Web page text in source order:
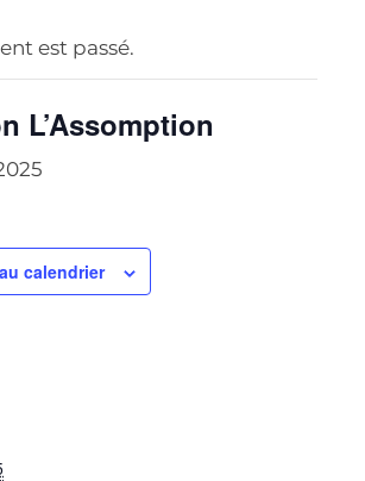
est passé.
L’Assomption
calendrier